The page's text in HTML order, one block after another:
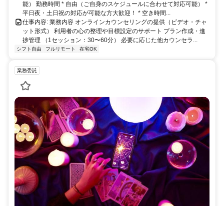
能） 勤務時間 * 自由（ご自身のスケジュールに合わせて対応可能） *
平日夜・土日祝の対応が可能な方大歓迎！ * 空き時間...
仕事内容: 業務内容 オンラインカウンセリングの提供（ビデオ・チャ
ット形式） 利用者の心の整理や目標設定のサポート プラン作成・進
捗管理 （1セッション：30〜60分） 必要に応じた他カウンセラ...
シフト自由 フルリモート 在宅OK
業務委託